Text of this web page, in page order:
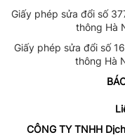
Giấy phép sửa đổi số
thông Hà
Giấy phép sửa đổi số
thông Hà
CÔNG TY TNHH